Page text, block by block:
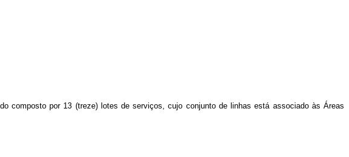
composto por 13 (treze) lotes de serviços, cujo conjunto de linhas está associado às Áreas